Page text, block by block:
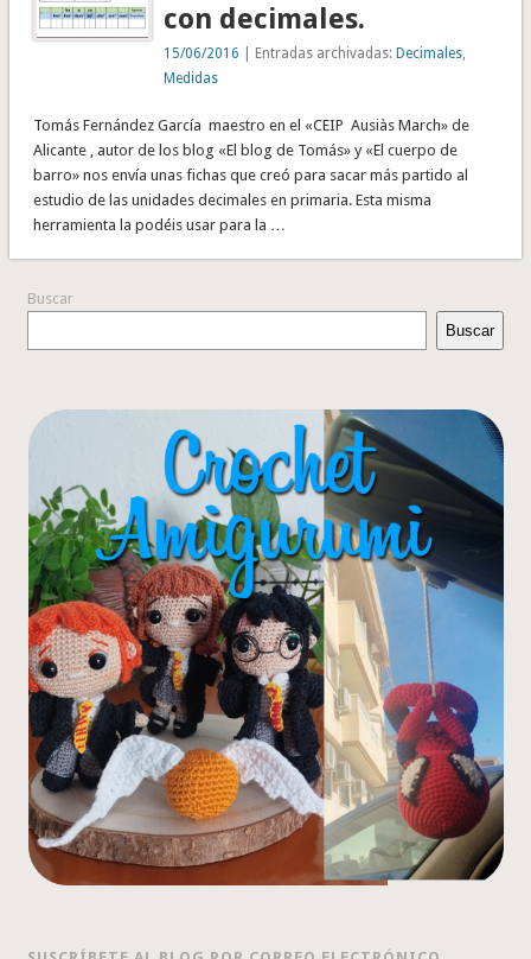
con decimales.
15/06/2016 | Entradas archivadas:Decimales
Medidas
Tomás Fernández García maestro en el «CEIP Ausiàs March» de
Alicante , autor de los blog «El blog de Tomás» y «El cuerpo de
barro» nos envía unas fichas que creó para sacar más partido al
estudio de las unidades decimales en primaria. Esta misma
herramienta la podéis usar para la …
Buscar
Buscar